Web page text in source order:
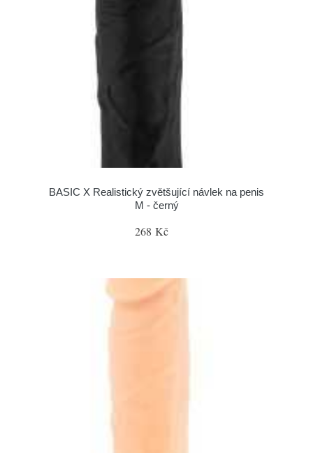
BASIC X Realistický zvětšující návlek na penis
M - černý
268 Kč